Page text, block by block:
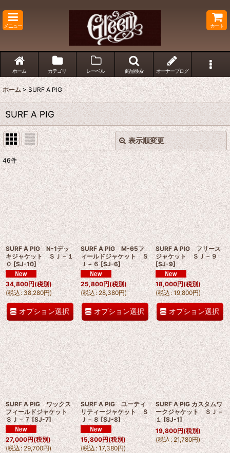
メニュー カート
ホーム カテゴリ レーベル 商品検索 オーナーブログ
ホーム > SURF A PIG
SURF A PIG
表示順変更
サブカテゴリ:
表示数:
並び順:
絞り込む
閉じる
46件
SURF A PIG N-1デッ
キジャケット ＳＪ－１
０ [SJ-10]
34,800円(税別)
(税込: 38,280円)
オプション選択
SURF A PIG M-65フ
ィールドジャケット Ｓ
Ｊ－６ [SJ-6]
25,800円(税別)
(税込: 28,380円)
オプション選択
SURF A PIG フリース
ジャケット ＳＪ－９
[SJ-9]
18,000円(税別)
(税込: 19,800円)
オプション選択
SURF A PIG ワックス
フィールドジャケット
ＳＪ－７ [SJ-7]
27,000円(税別)
(税込: 29,700円)
SURF A PIG ユーティ
リティージャケット Ｓ
Ｊ－８ [SJ-8]
15,800円(税別)
(税込 : 17,380円)
SURF A PIG カスタムワ
ークジャケット ＳＪ－
１ [SJ-1]
19,800円(税別)
(税込: 21,780円)